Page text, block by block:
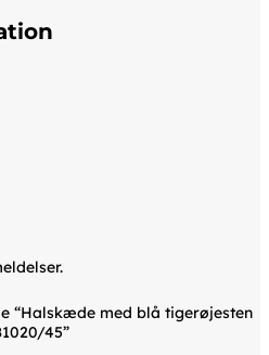
“Halskæde med blå tigerøjesten
45”